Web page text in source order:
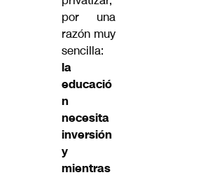
por una
razón muy
sencilla:
la
educació
n
necesita
inversión
y
mientras